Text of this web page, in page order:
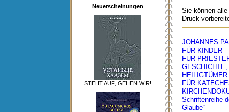
Neuerscheinungen
STEHT AUF, GEHEN WIR!
Sie können
Druck
JOHANNES
FÜR KINDER
FÜR
HEILIGTÜMER
FÜR
Schriftenreihe
Glaube“